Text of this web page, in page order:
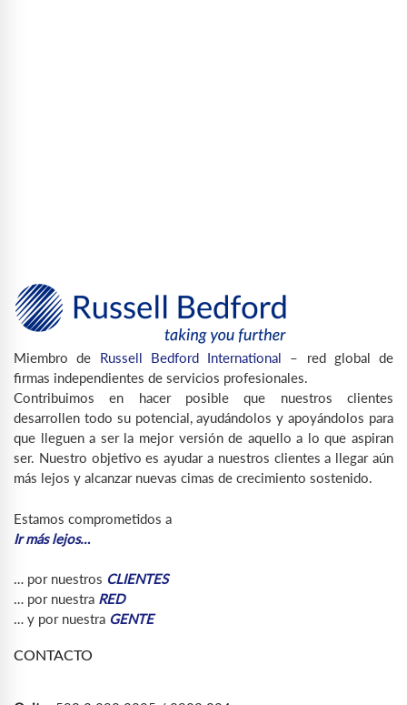
Miembro de Russell Bedford International – red global de
firmas independientes de servicios profesionales.
Contribuimos en hacer posible que nuestros clientes
desarrollen todo su potencial, ayudándolos y apoyándolos para
que lleguen a ser la mejor versión de aquello a lo que aspiran
ser. Nuestro objetivo es ayudar a nuestros clientes a llegar aún
más lejos y alcanzar nuevas cimas de crecimiento sostenido.
Estamos comprometidos a
Ir más lejos…
… por nuestros CLIENTES
… por nuestra RED
… y por nuestra GENTE
CONTACTO